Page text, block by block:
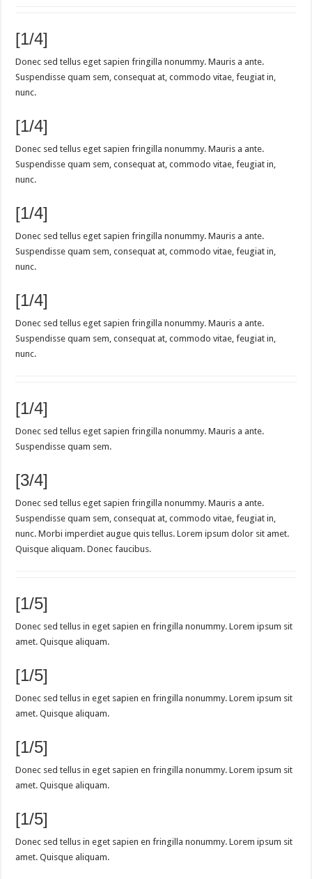
[1/4]
Donec sed tellus eget sapien fringilla nonummy. Mauris a ante.
Suspendisse quam sem, consequat at, commodo vitae, feugiat in,
nunc.
[1/4]
Donec sed tellus eget sapien fringilla nonummy. Mauris a ante.
Suspendisse quam sem, consequat at, commodo vitae, feugiat in,
nunc.
[1/4]
Donec sed tellus eget sapien fringilla nonummy. Mauris a ante.
Suspendisse quam sem, consequat at, commodo vitae, feugiat in,
nunc.
[1/4]
Donec sed tellus eget sapien fringilla nonummy. Mauris a ante.
Suspendisse quam sem, consequat at, commodo vitae, feugiat in,
nunc.
[1/4]
Donec sed tellus eget sapien fringilla nonummy. Mauris a ante.
Suspendisse quam sem.
[3/4]
Donec sed tellus eget sapien fringilla nonummy. Mauris a ante.
Suspendisse quam sem, consequat at, commodo vitae, feugiat in,
nunc. Morbi imperdiet augue quis tellus. Lorem ipsum dolor sit amet.
Quisque aliquam. Donec faucibus.
[1/5]
Donec sed tellus in eget sapien en fringilla nonummy. Lorem ipsum sit
amet. Quisque aliquam.
[1/5]
Donec sed tellus in eget sapien en fringilla nonummy. Lorem ipsum sit
amet. Quisque aliquam.
[1/5]
Donec sed tellus in eget sapien en fringilla nonummy. Lorem ipsum sit
amet. Quisque aliquam.
[1/5]
Donec sed tellus in eget sapien en fringilla nonummy. Lorem ipsum sit
amet. Quisque aliquam.